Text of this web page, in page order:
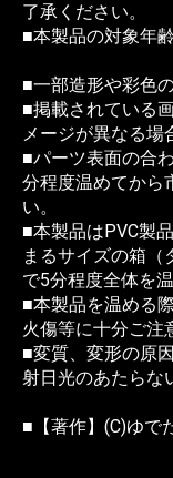
了承ください。
■本製品の対象年
■一部造形や彩色
■掲載されている
メージが異なる場
■パーツ表面の合
分程度温めてから
い。
■本製品はPVC製
まるサイズの箱（
で5分程度全体を
■本製品を温める
火傷等に十分ご注
■変質、変形の原
射日光のあたらな
■【著作】(C)ゆで